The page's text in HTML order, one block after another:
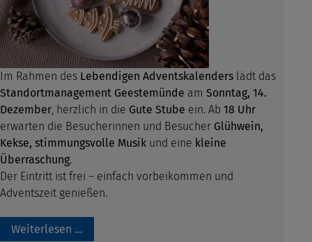
Im Rahmen des Lebendigen Adventskalenders lädt das
Standortmanagement Geestemünde am Sonntag, 14.
Dezember, herzlich in die Gute Stube ein. Ab 18 Uhr
erwarten die Besucherinnen und Besucher Glühwein,
Kekse, stimmungsvolle Musik und eine kleine
Überraschung.
Der Eintritt ist frei – einfach vorbeikommen und
Adventszeit genießen.
Weiterlesen …